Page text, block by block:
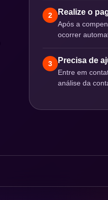
2 Realize o
Após a
ocorrer
3 Precisa de
Entre em
análise da